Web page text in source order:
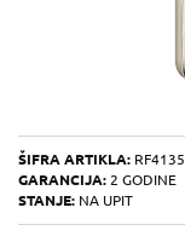
ŠIFRA ARTIKLA: RF4135
GARANCIJA: 2 GODINE
STANJE: NA UPIT